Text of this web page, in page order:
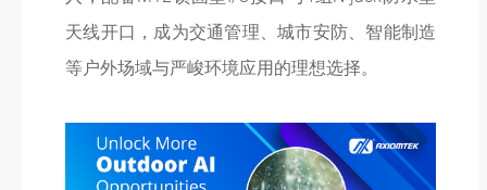
天线开口，成为交通管理、城市安防、智能制造
等户外场域与严峻环境应用的理想选择。